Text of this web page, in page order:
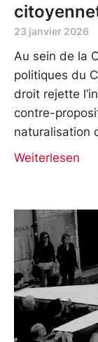
23 janvier 2026
Au sein de la
politiques du
droit rejette
contre-
naturalisation
Weiterlesen